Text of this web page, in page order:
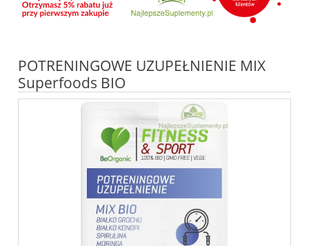
POTRENINGOWE UZUPEŁNIENIE MIX
Superfoods BIO